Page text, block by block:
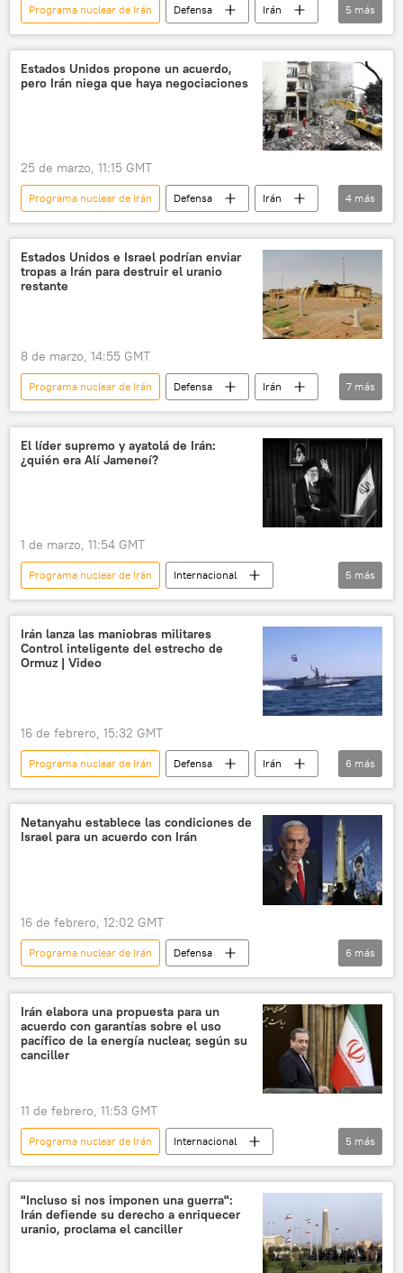
Programa nuclear de Irán Defensa
Irán
Masud Pezeshkián
EEUU
📰 Escalada entre EEUU, Israel e Irán
🛡️ Zonas de conflicto
🌍 Oriente Medio
5 más
Estados Unidos propone un acuerdo,
pero Irán niega que haya negociaciones
25 de marzo, 11:15 GMT
Programa nuclear de Irán Defensa
Irán
EEUU
📰 Escalada entre EEUU, Israel e Irán
🌍 Oriente Medio
🛡️ Zonas de conflicto
4 más
Estados Unidos e Israel podrían enviar
tropas a Irán para destruir el uranio
restante
8 de marzo, 14:55 GMT
Programa nuclear de Irán Defensa
Irán
EEUU
Israel
📰 Escalada entre EEUU, Israel e Irán
🛡️ Zonas de conflicto
7 más
El líder supremo y ayatolá de Irán:
¿quién era Alí Jameneí?
1 de marzo, 11:54 GMT
Programa nuclear de Irán
Internacional
política
Irán
Alí Jameneí
🌍 Oriente Medio
📰 Escalada entre EEUU, Israel e Irán
5 más
Irán lanza las maniobras militares
Control inteligente del estrecho de
Ormuz | Video
16 de febrero, 15:32 GMT
Programa nuclear de Irán Defensa
Irán
CGRI
Estrecho de Ormuz
🌍 Oriente Medio
🛡️ Zonas de conflicto
maniobras
🛡️ Fuerzas Armadas
6 más
Netanyahu establece las condiciones de
Israel para un acuerdo con Irán
16 de febrero, 12:02 GMT
Programa nuclear de Irán
Defensa
Benjamín Netanyahu
Irán
Israel
EEUU
🌍 Oriente Medio
🛡️ Zonas de conflicto
6 más
Irán elabora una propuesta para un
acuerdo con garantías sobre el uso
pacífico de la energía nuclear, según su
canciller
11 de febrero, 11:53 GMT
Programa nuclear de Irán
Internacional
Irán
EEUU
🌍 Oriente Medio
energía nuclear
5 más
"Incluso si nos imponen una guerra":
Irán defiende su derecho a enriquecer
uranio, proclama el canciller